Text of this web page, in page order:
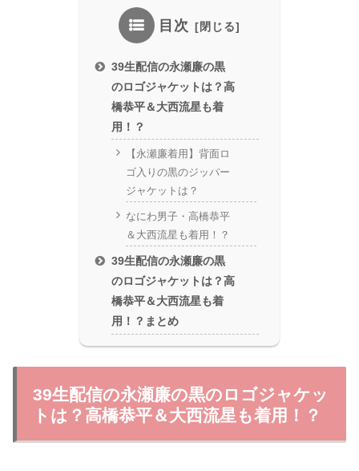
目次
39生配信の永瀬廉の黒
のロゴジャケットは？高
橋恭平＆大西流星も着
用！？
【永瀬廉着用】背面ロ
ゴ入りの黒のジッパー
ジャケットは？
なにわ男子・高橋恭平
＆大西流星も着用！？
39生配信の永瀬廉の黒
のロゴジャケットは？高
橋恭平＆大西流星も着
用！？まとめ
39生配信の永瀬廉の黒のロゴジャケッ
トは？高橋恭平＆大西流星も着用！？